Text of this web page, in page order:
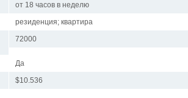
от 18 часов в неделю
резиденция; квартира
72000
Да
$10.536